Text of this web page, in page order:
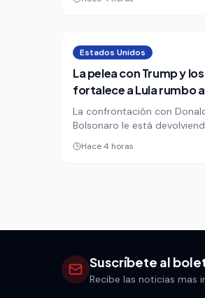
La FGE reportó capturas
Estados Unidos
La pelea con Trump y
fortalece a Lula rumbo
La confrontación con
Bolsonaro le está
Luiz Inácio Lula da Silva. La
de debilitarlo, alimenta su
Hace 4 horas
Suscríbete al
Recibe las noticias mas